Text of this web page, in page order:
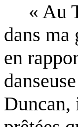
« Au
dans
en
Duncan,